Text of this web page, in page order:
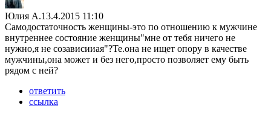
Юлия А.13.4.2015 11:10
Самодостаточность женщины-это по отношению к мужчине
внутреннее состояние женщины"мне от тебя ничего не
нужно,я не созависииая"?Те.она не ищет опору в качестве
мужчины,она может и без него,просто позволяет ему быть
рядом с ней?
ответить
ссылка